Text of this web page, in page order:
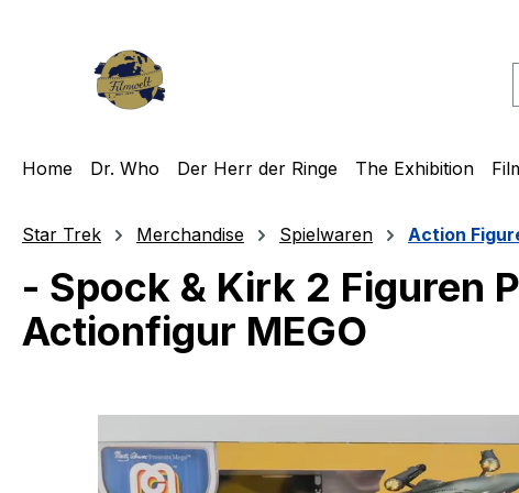
Home Dr. Who Der Herr der Ringe The Exhibition
Star Trek Merchandise Spielwaren Action
- Spock & Kirk 2 Figuren
Actionfigur MEGO